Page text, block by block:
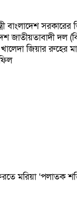
বাংলাদেশ সরকারের
জাতীয়তাবাদী দল
জিয়ার রুহের
মরিয়া ‘পলাতক